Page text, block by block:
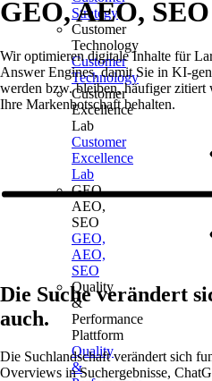
Strategy
Customer
Technology
Customer
Technology
Customer
Excellence
Lab
Customer
Excellence
Lab
GEO,
AEO,
SEO
GEO,
AEO,
SEO
Quality
&
Performance
Plattform
Quality
&
GEO, AEO, SEO
Wir optimieren digitale Inhalte für
Answer Engines, damit Sie in KI-
werden bzw. bleiben, häufiger
Ihre Markenbotschaft behalten.
Die Suche verändert
auch.
Die Suchlandschaft verändert sich
Overviews in Suchergebnisse,